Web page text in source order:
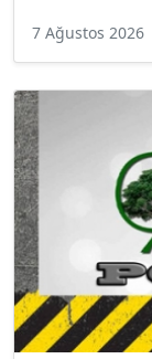
7 Ağustos 2026